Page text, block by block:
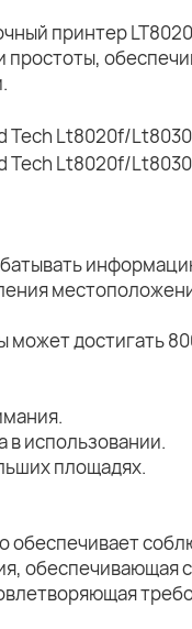
принтер
может достигать
в использовании.
площадях.
обеспечивающая